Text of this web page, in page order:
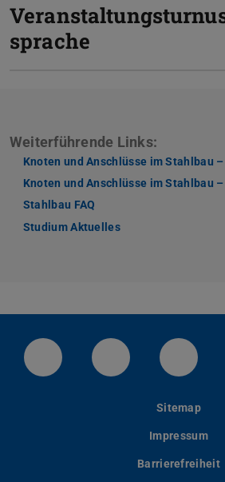
sprache
Weiterführende Links:
Knoten und Anschlüsse im Stahlbau
Knoten und Anschlüsse im Stahlbau
Stahlbau FAQ
Studium Aktuelles
LinkedIn-Seite der TU
Instagram-
Sitemap
Impressum
Barrierefreiheit